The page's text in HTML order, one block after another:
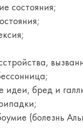
состояния;
идеи, бред и
(болезнь